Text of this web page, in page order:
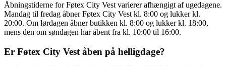
Åbningstiderne for Føtex City Vest varierer afhængigt af ugedagene.
Mandag til fredag åbner Føtex City Vest kl. 8:00 og lukker kl.
20:00. Om lørdagen åbner butikken kl. 8:00 og lukker kl. 18:00,
mens den om søndagen har åbent fra kl. 10:00 til 16:00.
Er Føtex City Vest åben på helligdage?